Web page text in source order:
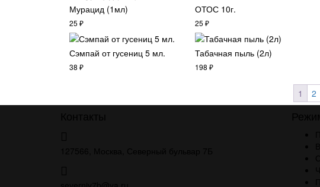
Мурацид (1мл)
25 ₽
ОТОС 10г.
25 ₽
Сэмпай от гусениц 5 мл.
38 ₽
Табачная пыль (2л)
198 ₽
1 2